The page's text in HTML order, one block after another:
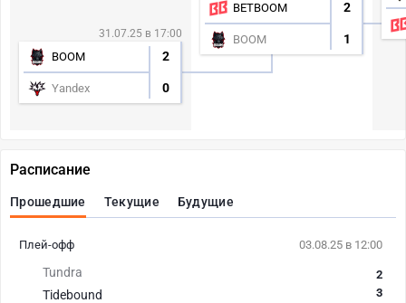
31.07.25 в 17:00
BOOM 2
Yandex 0
BETBOOM 2
BOOM 1
Расписание
Прошедшие Текущие Будущие
03.08.25 в 12:00
Tundra
Tidebound
2
3
Плей-офф